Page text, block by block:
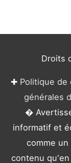
Droits
✚ Politique de
générales
�
informatif et
comme
contenu